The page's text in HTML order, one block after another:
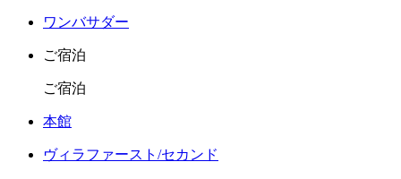
ワンバサダー
ご宿泊
ご宿泊
本館
ヴィラファースト/セカンド